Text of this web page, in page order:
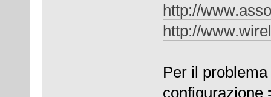
http://
http://
Per il
configurazione